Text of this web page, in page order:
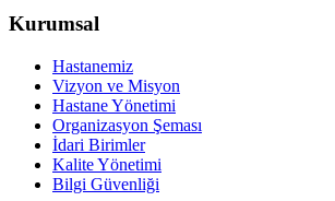
Kurumsal
Hastanemiz
Vizyon ve Misyon
Hastane Yönetimi
Organizasyon Şeması
İdari Birimler
Kalite Yönetimi
Bilgi Güvenliği